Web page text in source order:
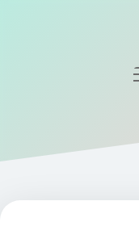
Gizlilik Politikası
Yasal Uyarı